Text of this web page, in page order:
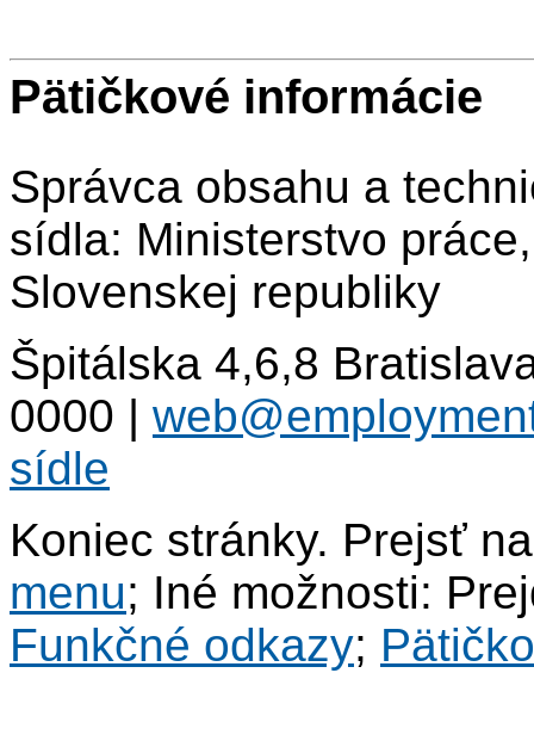
Pätičkové informácie
Správca obsahu a
sídla: Ministerstvo
Slovenskej republiky
Špitálska 4,6,8
0000 |
sídle
Koniec stránky. Prejsť
menu; Iné možnosti:
Funkčné odkazy;